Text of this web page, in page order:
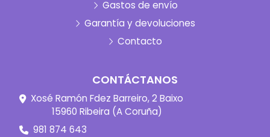
Gastos de envío
Garantía y devoluciones
Contacto
CONTÁCTANOS
Xosé Ramón Fdez Barreiro, 2 Baixo
15960 Ribeira (A Coruña)
981 874 643